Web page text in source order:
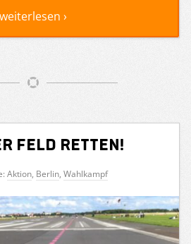
weiterlesen ›
Feld retten!
Aktion, Berlin, Wahlkampf